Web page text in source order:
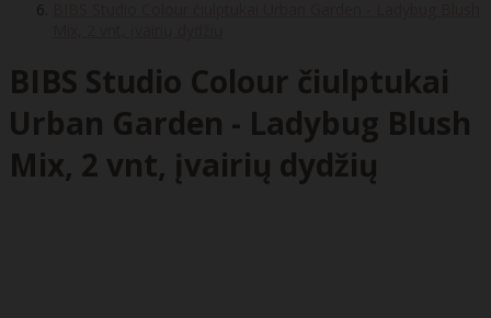
BIBS Studio Colour čiulptukai
Urban Garden - Ladybug Blush
Mix, 2 vnt, įvairių dydžių